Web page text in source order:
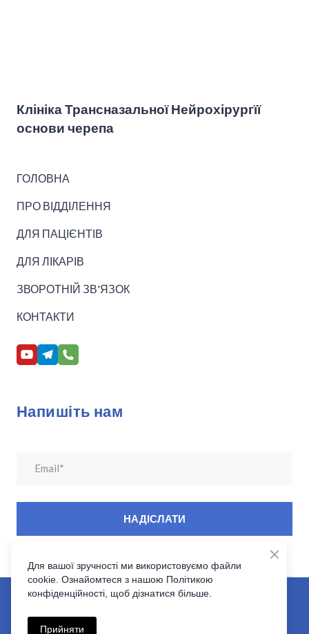
Клініка Трансназальної Нейрохірургїї
основи черепа
ГОЛОВНА
ПРО ВІДДІЛЕННЯ
ДЛЯ ПАЦІЄНТІВ
ДЛЯ ЛІКАРІВ
ЗВОРОТНІЙ ЗВ'ЯЗОК
КОНТАКТИ
Напишіть нам
НАДІСЛАТИ
Клініка Ендоназальної Нейрохірургїї основи черепа|
Для вашої зручності ми використовуємо файли
cookie. Ознайомтеся з нашою Політикою
конфіденційності, щоб дізнатися більше.
Прийняти